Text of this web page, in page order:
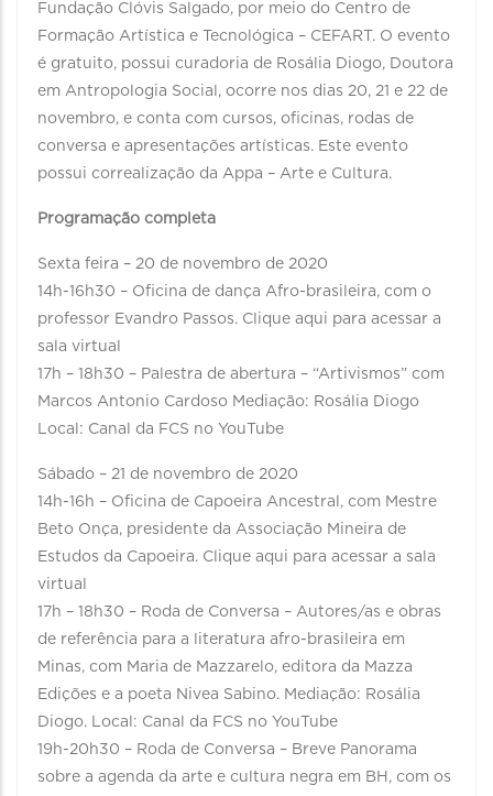
Fundação Clóvis Salgado, por meio do Centro de
Formação Artística e Tecnológica – CEFART. O evento
é gratuito, possui curadoria de Rosália Diogo, Doutora
em Antropologia Social, ocorre nos dias 20, 21 e 22 de
novembro, e conta com cursos, oficinas, rodas de
conversa e apresentações artísticas. Este evento
possui correalização da Appa – Arte e Cultura.
Programação completa
Sexta feira – 20 de novembro de 2020
14h-16h30 – Oficina de dança Afro-brasileira, com o
professor Evandro Passos. Clique aqui para acessar a
sala virtual
17h – 18h30 – Palestra de abertura – “Artivismos” com
Marcos Antonio Cardoso Mediação: Rosália Diogo
Local: Canal da FCS no YouTube
Sábado – 21 de novembro de 2020
14h-16h – Oficina de Capoeira Ancestral, com Mestre
Beto Onça, presidente da Associação Mineira de
Estudos da Capoeira. Clique aqui para acessar a sala
virtual
17h – 18h30 – Roda de Conversa – Autores/as e obras
de referência para a literatura afro-brasileira em
Minas, com Maria de Mazzarelo, editora da Mazza
Edições e a poeta Nivea Sabino. Mediação: Rosália
Diogo. Local: Canal da FCS no YouTube
19h-20h30 – Roda de Conversa – Breve Panorama
sobre a agenda da arte e cultura negra em BH, com os